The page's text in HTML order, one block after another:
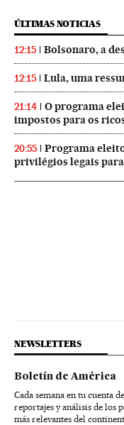
ÚLTIMAS NOTICIAS
12:15 Bolsonaro, a
12:15 Lula, uma
21:14
O programa
impostos para os
20:55
Programa
privilégios legais
NEWSLETTERS
Boletín de América
Cada semana en tu cuenta
reportajes y análisis de los
más relevantes del